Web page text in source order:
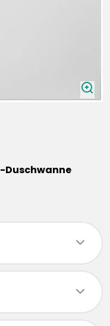
zoomIn
Duschwanne
chevronDown
chevronDown